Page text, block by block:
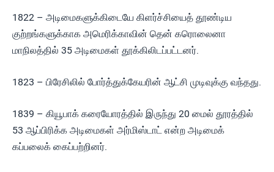
1822 – அடிமைகளுக்கிடையே கிளர்ச்சியைத் தூண்டிய
குற்றங்களுக்காக அமெரிக்காவின் தென் கரொலைனா
மாநிலத்தில் 35 அடிமைகள் தூக்கிலிடப்பட்டனர்.
1823 – பிரேசிலில் போர்த்துக்கேயரின் ஆட்சி முடிவுக்கு வந்தது.
1839 – கியூபாக் கரையோரத்தில் இருந்து 20 மைல் தூரத்தில்
53 ஆப்பிரிக்க அடிமைகள் அர்மிஸ்டாட் என்ற அடிமைக்
கப்பலைக் கைப்பற்றினர்.